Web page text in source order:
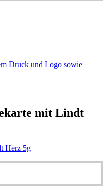
mit Lindt
Herz 5g